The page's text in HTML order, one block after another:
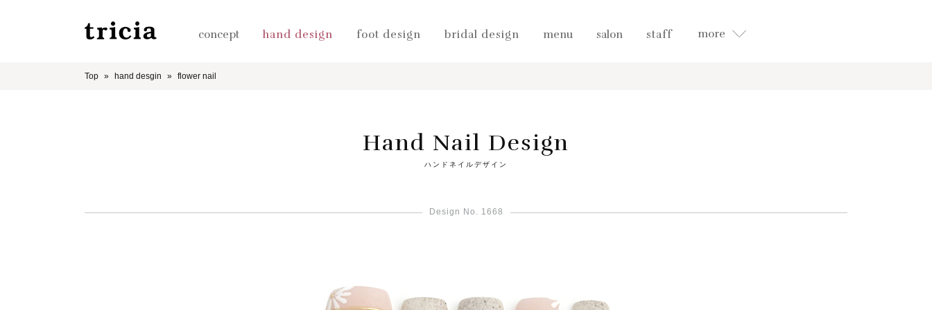
concept hand design foot design bridal design menu salon staff more
Top hand desgin flower nail
Hand Nail Design
ハンドネイルデザイン
Design No. 1668